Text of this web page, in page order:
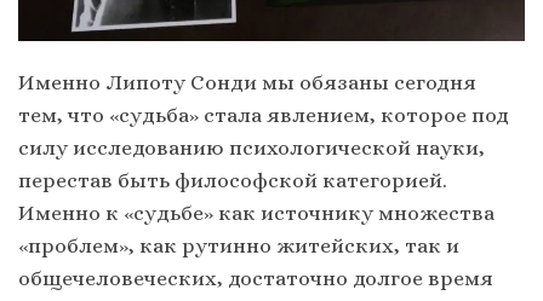
Именно Липоту Сонди мы обязаны сегодня
тем, что «судьба» стала явлением, которое под
силу исследованию психологической науки,
перестав быть философской категорией.
Именно к «судьбе» как источнику множества
«проблем», как рутинно житейских, так и
общечеловеческих, достаточно долгое время